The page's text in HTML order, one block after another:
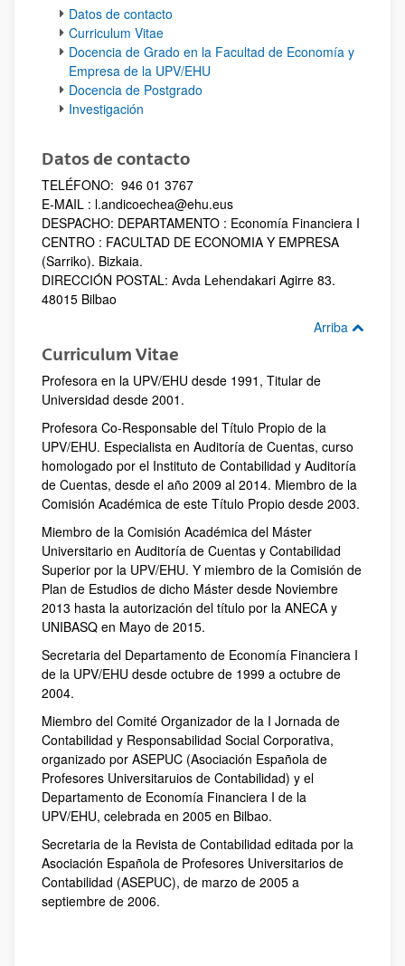
Datos de contacto
Curriculum Vitae
Docencia de Grado en la Facultad de Economía y
Empresa de la UPV/EHU
Docencia de Postgrado
Investigación
Datos de contacto
TELÉFONO: 946 01 3767
E-MAIL : l.andicoechea@ehu.eus
DESPACHO: DEPARTAMENTO : Economía Financiera I
CENTRO : FACULTAD DE ECONOMIA Y EMPRESA
(Sarriko). Bizkaia.
DIRECCIÓN POSTAL: Avda Lehendakari Agirre 83.
48015 Bilbao
Arriba
Curriculum Vitae
Profesora en la UPV/EHU desde 1991, Titular de
Universidad desde 2001.
Profesora Co-Responsable del Título Propio de la
UPV/EHU. Especialista en Auditoría de Cuentas, curso
homologado por el Instituto de Contabilidad y Auditoría
de Cuentas, desde el año 2009 al 2014. Miembro de la
Comisión Académica de este Título Propio desde 2003.
Miembro de la Comisión Académica del Máster
Universitario en Auditoría de Cuentas y Contabilidad
Superior por la UPV/EHU. Y miembro de la Comisión de
Plan de Estudios de dicho Máster desde Noviembre
2013 hasta la autorización del título por la ANECA y
UNIBASQ en Mayo de 2015.
Secretaria del Departamento de Economía Financiera I
de la UPV/EHU desde octubre de 1999 a octubre de
2004.
Miembro del Comité Organizador de la I Jornada de
Contabilidad y Responsabilidad Social Corporativa,
organizado por ASEPUC (Asociación Española de
Profesores Universitaruios de Contabilidad) y el
Departamento de Economía Financiera I de la
UPV/EHU, celebrada en 2005 en Bilbao.
Secretaria de la Revista de Contabilidad editada por la
Asociación Española de Profesores Universitarios de
Contabilidad (ASEPUC), de marzo de 2005 a
septiembre de 2006.